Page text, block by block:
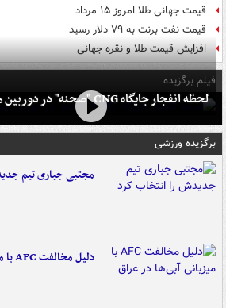
قیمت جهانی طلا امروز ۱۵ مرداد
قیمت نفت برنت به ۷۹ دلار رسید
افزایش قیمت طلا و نقره جهانی
فیلم برگزیده
لحظه انفجار جایگاه CNG "صحنه" در دوربین مداربسته
برگزیده ورزشی
مجتبی جباری تیم
دلیل مخالفت AFC با میزبانی آبی‌ها در عراق